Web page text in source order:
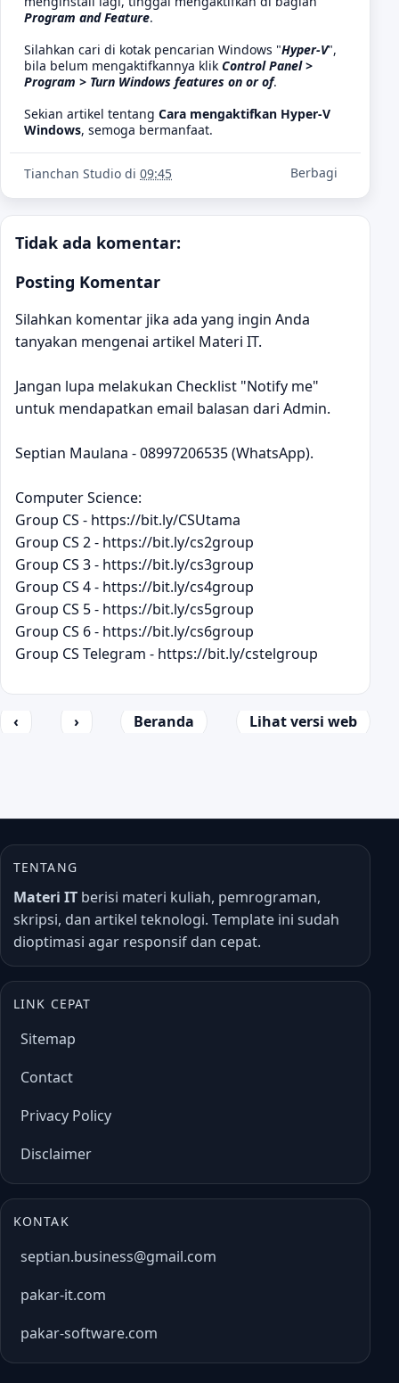
Program and Feature.
Silahkan cari di kotak pencarian Windows "Hyper-V",
bila belum mengaktifkannya klik Control Panel >
Program > Turn Windows features on or of.
Sekian artikel tentang Cara mengaktifkan Hyper-V
Windows, semoga bermanfaat.
Tianchan Studio di 09:45 Berbagi
Tidak ada komentar:
Posting Komentar
Silahkan komentar jika ada yang ingin Anda
tanyakan mengenai artikel Materi IT.
Jangan lupa melakukan Checklist "Notify me"
untuk mendapatkan email balasan dari Admin.
Septian Maulana - 08997206535 (WhatsApp).
Computer Science:
Group CS - https://bit.ly/CSUtama
Group CS 2 - https://bit.ly/cs2group
Group CS 3 - https://bit.ly/cs3group
Group CS 4 - https://bit.ly/cs4group
Group CS 5 - https://bit.ly/cs5group
Group CS 6 - https://bit.ly/cs6group
Group CS Telegram - https://bit.ly/cstelgroup
‹ › Beranda Lihat versi web
TENTANG
Materi IT berisi materi kuliah, pemrograman,
skripsi, dan artikel teknologi. Template ini sudah
dioptimasi agar responsif dan cepat.
LINK CEPAT
Sitemap
Contact
Privacy Policy
Disclaimer
KONTAK
septian.business@gmail.com
pakar-it.com
pakar-software.com